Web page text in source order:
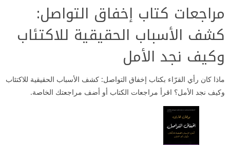
مراجعات كتاب إخفاق التواصل:
كشف الأسباب الحقيقية للاكتئاب
وكيف نجد الأمل
ماذا كان رأي القرّاء بكتاب إخفاق التواصل: كشف الأسباب الحقيقية للاكتئاب
وكيف نجد الأمل؟ اقرأ مراجعات الكتاب أو أضف مراجعتك الخاصة.